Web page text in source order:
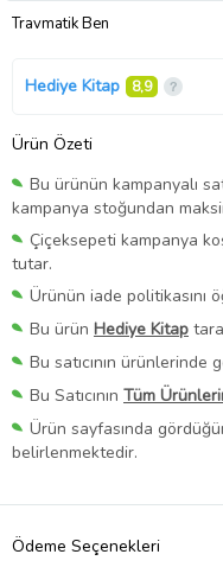
Travmatik Ben
Hediye Kitap 8,9
Ürün Özeti
Bu ürünün kampanyalı
kampanya stoğundan
Çiçeksepeti kampanya
tutar.
Ürünün iade politikasını
Bu ürün Hediye Kitap
Bu satıcının ürünlerinde
Bu Satıcının Tüm
Ürün sayfasında
belirlenmektedir.
Ödeme Seçenekleri